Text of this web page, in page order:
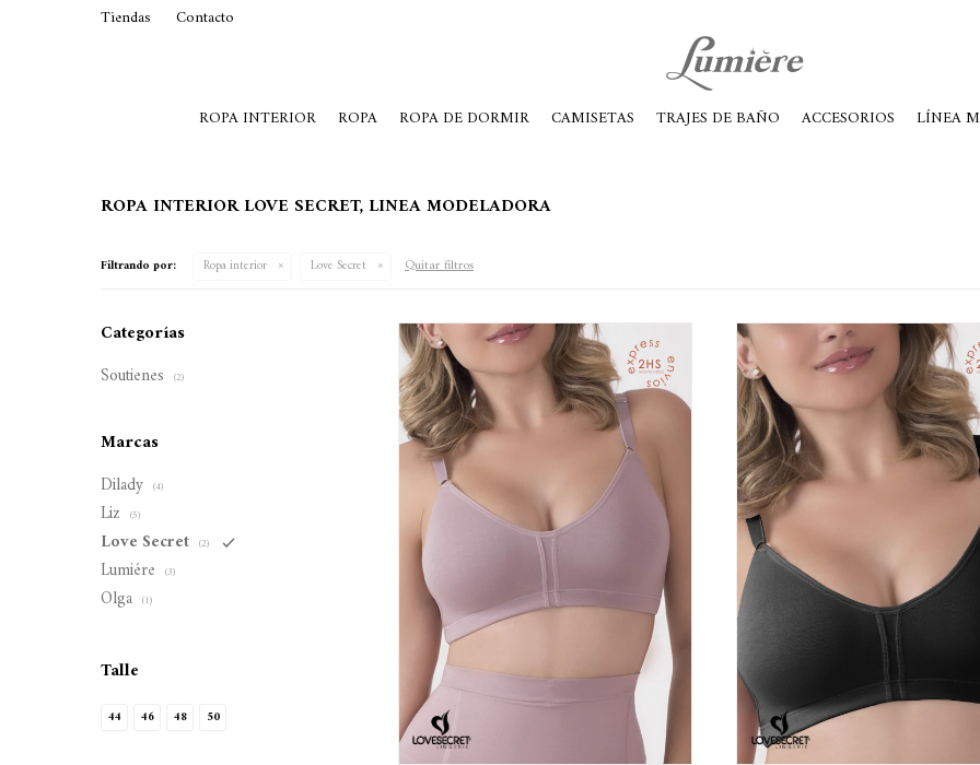
ROPA INTERIOR ROPA ROPA DE DORMIR CAMISETAS TRAJES DE BAÑO ACCESORIOS LÍNEA
Tiendas Contacto
ROPA INTERIOR LOVE SECRET, LINEA MODELADORA
Filtrando por: Ropa interior Love Secret Quitar filtros
Categorías
Soutienes (2)
Marcas
Dilady (4)
Liz (5)
Love Secret (2)
Lumiére (3)
Olga (1)
Talle
44 46 48 50